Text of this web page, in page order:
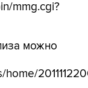
mmg.cgi?
можно